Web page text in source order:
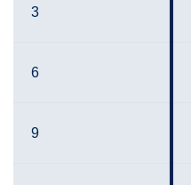
3
6
9